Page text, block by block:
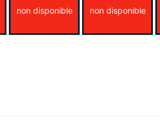
non disponible non disponible